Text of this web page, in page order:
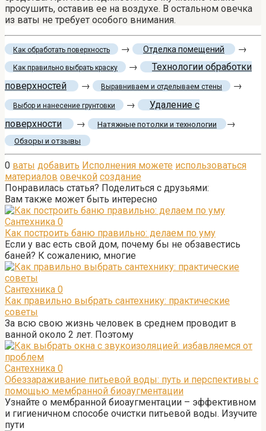
просушить, оставив ее на воздухе. В остальном овечка
из ваты не требует особого внимания.
Как обработать поверхность → Отделка помещений →
Как правильно выбрать краску →
Технологии обработки
поверхностей
→ Выравниваем и отделываем стены →
Выбор и нанесение грунтовки →
Удаление с
поверхности
→ Натяжные потолки и технологии →
Обзоры и отзывы
0 ваты добавить Исполнения можете использоваться
материалов овечкой создание
Понравилась статья? Поделиться с друзьями:
Вам также может быть интересно
Сантехника 0
Как построить баню правильно: делаем по уму
Если у вас есть свой дом, почему бы не обзавестись
баней? К сожалению, многие
Сантехника 0
Как правильно выбрать сантехнику: практические
советы
За всю свою жизнь человек в среднем проводит в
ванной около 2 лет. Поэтому
Сантехника 0
Обеззараживание питьевой воды: путь и перспективы с
помощью мембранной биоаугментации
Узнайте о мембранной биоаугментации – эффективном
и гигиеничном способе очистки питьевой воды. Изучите
пути